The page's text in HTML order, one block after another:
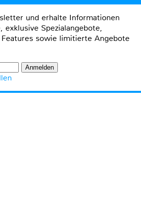
und erhalte Informationen
exklusive Spezialangebote,
sowie limitierte Angebote